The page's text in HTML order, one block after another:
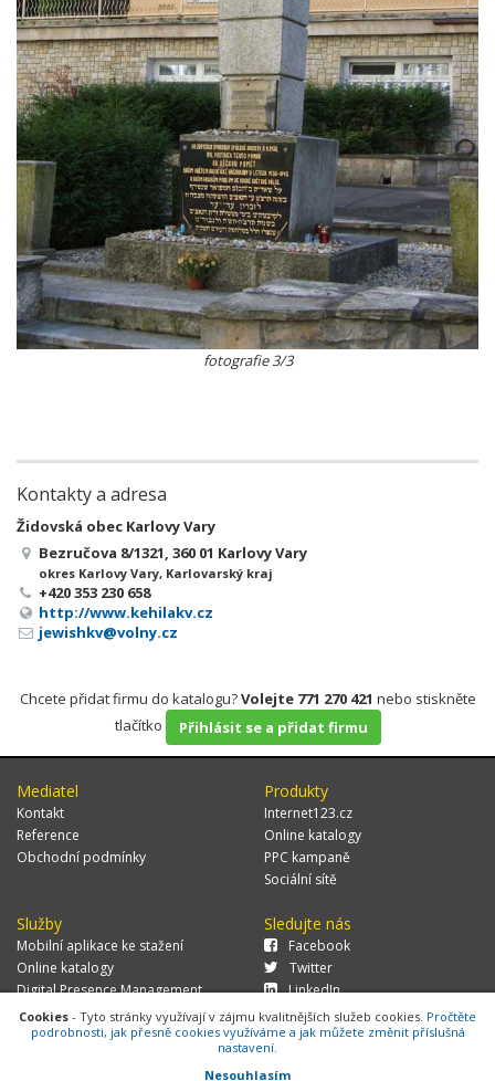
fotografie 3/3
Kontakty a adresa
Židovská obec Karlovy Vary
Bezručova 8/1321, 360 01 Karlovy Vary
okres Karlovy Vary, Karlovarský kraj
+420 353 230 658
http://www.kehilakv.cz
jewishkv@volny.cz
Chcete přidat firmu do katalogu?Volejte 771 270 421 nebo stiskněte
tlačítko
Přihlásit se a přidat firmu
Mediatel
Kontakt
Reference
Obchodní podmínky
Produkty
Internet123.cz
Online katalogy
PPC kampaně
Sociální sítě
Služby
Mobilní aplikace ke stažení
Online katalogy
Digital Presence Management
Více zákazníků
Sledujte nás
Facebook
Twitter
LinkedIn
Cookies - Tyto stránky využívají v zájmu kvalitnějších služeb cookies. Pročtěte
podrobnosti, jak přesně cookies využíváme a jak můžete změnit příslušná
nastavení.
Nesouhlasím